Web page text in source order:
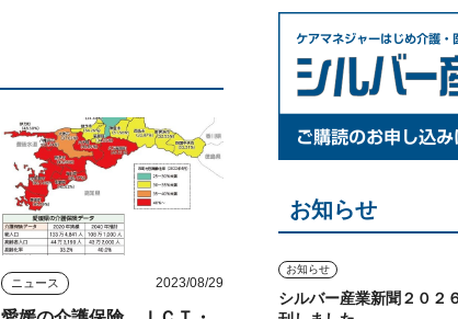
ニュース 2023/08/29
お知らせ
お知らせ
シルバー産業新聞２０２